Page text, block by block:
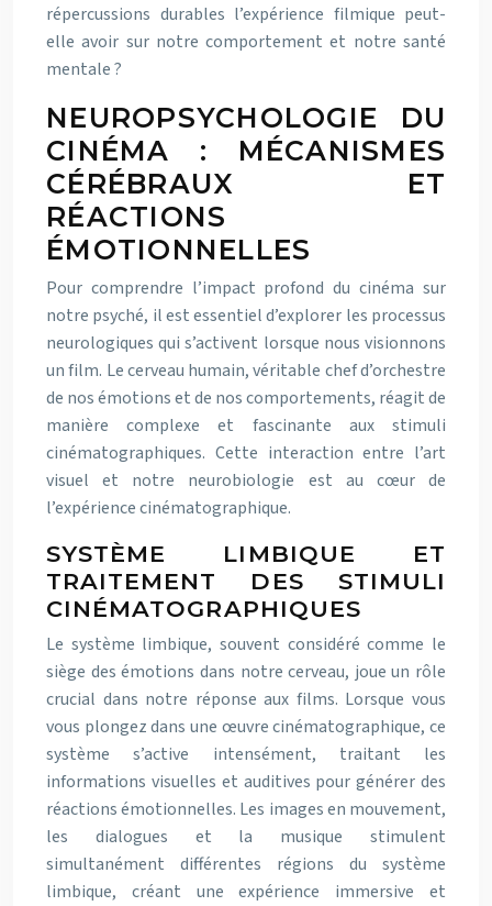
répercussions durables l’expérience filmique peut-
elle avoir sur notre comportement et notre santé
mentale ?
NEUROPSYCHOLOGIE DU
CINÉMA : MÉCANISMES
CÉRÉBRAUX ET
RÉACTIONS
ÉMOTIONNELLES
Pour comprendre l’impact profond du cinéma sur
notre psyché, il est essentiel d’explorer les processus
neurologiques qui s’activent lorsque nous visionnons
un film. Le cerveau humain, véritable chef d’orchestre
de nos émotions et de nos comportements, réagit de
manière complexe et fascinante aux stimuli
cinématographiques. Cette interaction entre l’art
visuel et notre neurobiologie est au cœur de
l’expérience cinématographique.
SYSTÈME LIMBIQUE ET
TRAITEMENT DES STIMULI
CINÉMATOGRAPHIQUES
Le système limbique, souvent considéré comme le
siège des émotions dans notre cerveau, joue un rôle
crucial dans notre réponse aux films. Lorsque vous
vous plongez dans une œuvre cinématographique, ce
système s’active intensément, traitant les
informations visuelles et auditives pour générer des
réactions émotionnelles. Les images en mouvement,
les dialogues et la musique stimulent
simultanément différentes régions du système
limbique, créant une expérience immersive et